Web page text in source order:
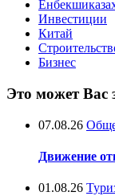
Инвестиции
Китай
Бизнес
Это может Вас
07.08.26
Движение
01.08.26